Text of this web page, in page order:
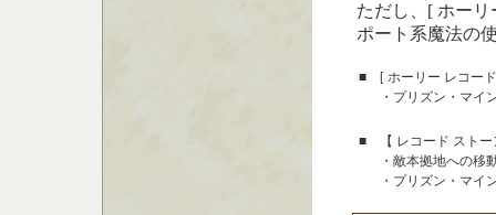
ただし、[ ホー
ポート系魔法の
■
[ ホーリー レコー
・プリズン・マイ
■
【 レコード スト
・敵本拠地への移
・プリズン・マイ